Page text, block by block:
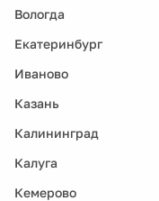
Вологда
Екатеринбург
Иваново
Казань
Калининград
Калуга
Кемерово